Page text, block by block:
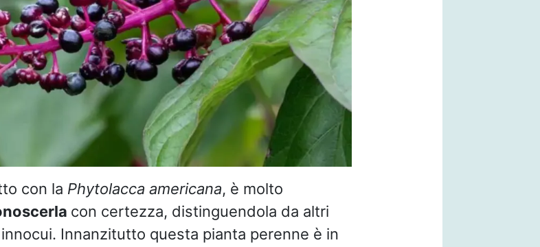
con la Phytolacca americana, è molto
con certezza, distinguendola da altri
Innanzitutto questa pianta perenne è in